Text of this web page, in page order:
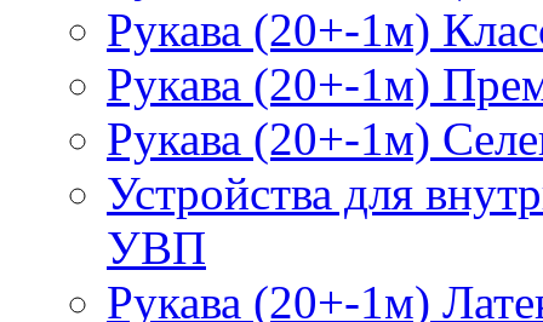
Рукава (20+-1м)
Рукава (20+-1м)
Рукава (20+-1м)
Устройства для
УВП
Рукава (20+-1м)